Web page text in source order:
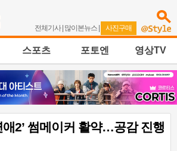
전체기사| 많이본뉴스 | 사진구매
스포츠 포토엔 영상TV
애2’ 썸메이커 활약…공감 진행